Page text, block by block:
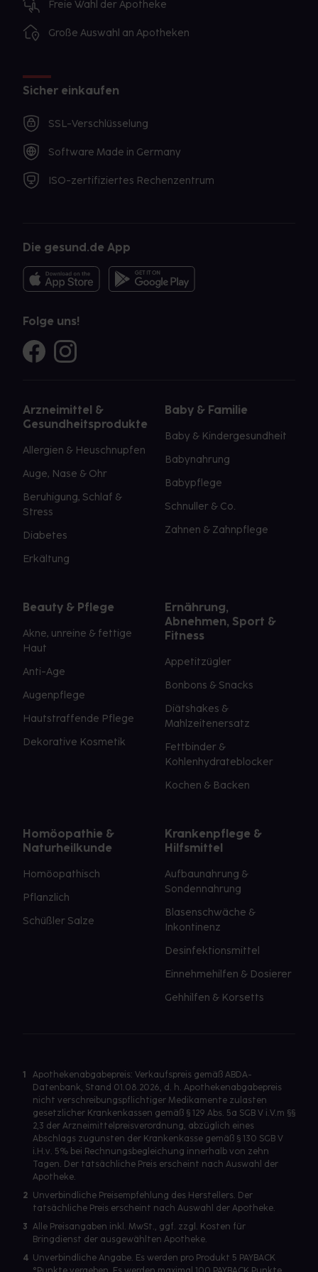
Freie Wahl der Apotheke
Große Auswahl an Apotheken
Sicher einkaufen
SSL-Verschlüsselung
Software Made in Germany
ISO-zertifiziertes Rechenzentrum
Die gesund.de App
Folge uns!
Arzneimittel &
Gesundheitsprodukte
Allergien & Heuschnupfen
Auge, Nase & Ohr
Beruhigung, Schlaf &
Stress
Diabetes
Erkältung
Baby & Familie
Baby & Kindergesundheit
Babynahrung
Babypflege
Schnuller & Co.
Zahnen & Zahnpflege
Beauty & Pflege
Akne, unreine & fettige
Haut
Anti-Age
Augenpflege
Hautstraffende Pflege
Dekorative Kosmetik
Ernährung,
Abnehmen, Sport &
Fitness
Appetitzügler
Bonbons & Snacks
Diätshakes &
Mahlzeitenersatz
Fettbinder &
Kohlenhydrateblocker
Kochen & Backen
Homöopathie &
Naturheilkunde
Homöopathisch
Pflanzlich
Schüßler Salze
Krankenpflege &
Hilfsmittel
Aufbaunahrung &
Sondennahrung
Blasenschwäche &
Inkontinenz
Desinfektionsmittel
Einnehmehilfen & Dosierer
Gehhilfen & Korsetts
1
Apothekenabgabepreis: Verkaufspreis gemäß ABDA-
Datenbank, Stand 01.08.2026, d. h. Apothekenabgabepreis
nicht verschreibungspflichtiger Medikamente zulasten
gesetzlicher Krankenkassen gemäß § 129 Abs. 5a SGB V i.V.m §§
2,3 der Arzneimittelpreisverordnung, abzüglich eines
Abschlags zugunsten der Krankenkasse gemäß § 130 SGB V
i.H.v. 5% bei Rechnungsbegleichung innerhalb von zehn
Tagen. Der tatsächliche Preis erscheint nach Auswahl der
Apotheke.
2 Unverbindliche Preisempfehlung des Herstellers. Der
tatsächliche Preis erscheint nach Auswahl der Apotheke.
3 Alle Preisangaben inkl. MwSt., ggf. zzgl. Kosten für
Bringdienst der ausgewählten Apotheke.
4 Unverbindliche Angabe. Es werden pro Produkt 5 PAYBACK